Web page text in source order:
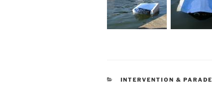
KATEGORIEN
INTERVENTION & PARADE